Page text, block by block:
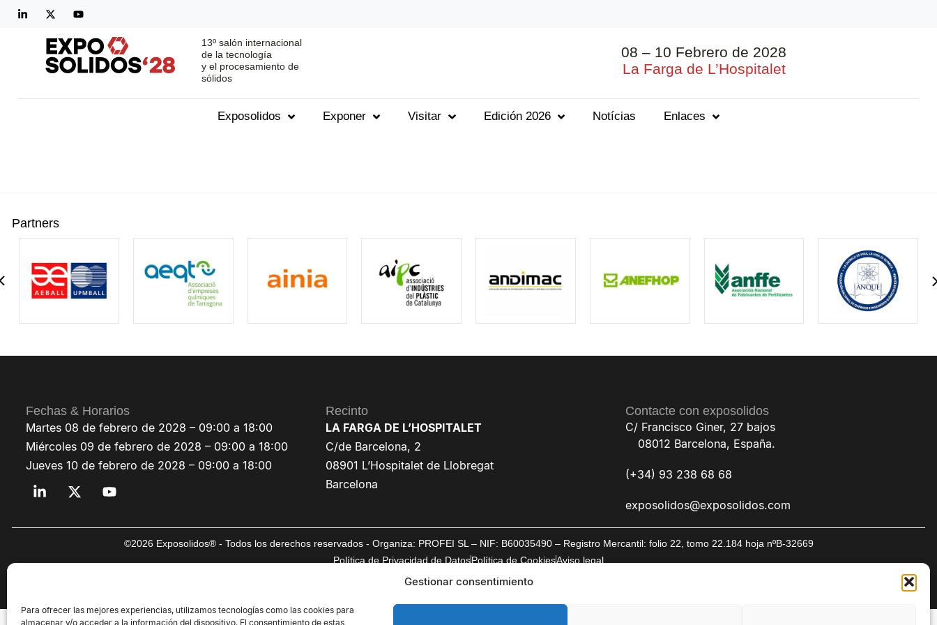
Gestionar consentimiento
Para ofrecer las mejores experiencias, utilizamos tecnologías como las cookies para
almacenar y/o acceder a la información del dispositivo. El consentimiento de estas
13º salón internacional
de la tecnología
y el procesamiento de
sólidos
08 – 10 Febrero de 2028
La Farga de L’Hospitalet
Exposolidos Exponer Visitar Edición 2026 Notícias Enlaces
Partners
Fechas & Horarios
Martes 08 de febrero de 2028 – 09:00 a 18:00
Miércoles 09 de febrero de 2028 – 09:00 a 18:00
Jueves 10 de febrero de 2028 – 09:00 a 18:00
Recinto
LA FARGA DE L’HOSPITALET
C/de Barcelona, 2
08901 L’Hospitalet de Llobregat
Barcelona
Contacte con exposolidos
C/ Francisco Giner, 27 bajos
08012 Barcelona, España.
(+34) 93 238 68 68
exposolidos@exposolidos.com
©2026 Exposolidos® - Todos los derechos reservados - Organiza: PROFEI SL – NIF: B60035490 – Registro Mercantil: folio 22, tomo 22.184 hoja nºB-32669
Política de Privacidad de DatosPolítica de CookiesAviso legal